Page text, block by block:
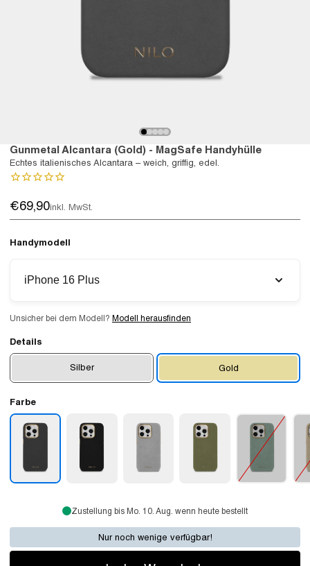
Gunmetal Alcantara (Gold) - MagSafe Handyhülle
Echtes italienisches Alcantara – weich, griffig, edel.
€69,90inkl. MwSt.
Handymodell
iPhone 16 Plus
Unsicher bei dem Modell? Modell herausfinden
Details
Silber Gold
Farbe
Zustellung bis Mo. 10. Aug. wenn heute bestellt
Nur noch wenige verfügbar!